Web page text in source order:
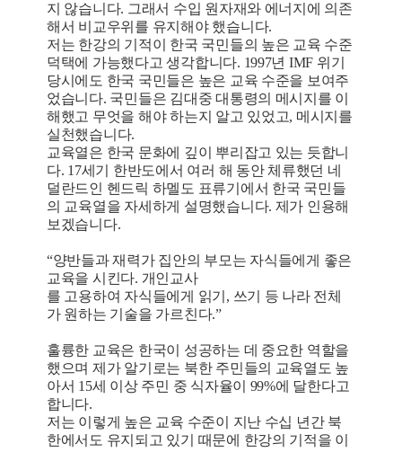
지 않습니다. 그래서 수입 원자재와 에너지에 의존
해서 비교우위를 유지해야 했습니다.
저는 한강의 기적이 한국 국민들의 높은 교육 수준
덕택에 가능했다고 생각합니다. 1997년 IMF 위기
당시에도 한국 국민들은 높은 교육 수준을 보여주
었습니다. 국민들은 김대중 대통령의 메시지를 이
해했고 무엇을 해야 하는지 알고 있었고, 메시지를
실천했습니다.
교육열은 한국 문화에 깊이 뿌리잡고 있는 듯합니
다. 17세기 한반도에서 여러 해 동안 체류했던 네
덜란드인 헨드릭 하멜도 표류기에서 한국 국민들
의 교육열을 자세하게 설명했습니다. 제가 인용해
보겠습니다.
“양반들과 재력가 집안의 부모는 자식들에게 좋은
교육을 시킨다. 개인교사
를 고용하여 자식들에게 읽기, 쓰기 등 나라 전체
가 원하는 기술을 가르친다.”
훌륭한 교육은 한국이 성공하는 데 중요한 역할을
했으며 제가 알기로는 북한 주민들의 교육열도 높
아서 15세 이상 주민 중 식자율이 99%에 달한다고
합니다.
저는 이렇게 높은 교육 수준이 지난 수십 년간 북
한에서도 유지되고 있기 때문에 한강의 기적을 이